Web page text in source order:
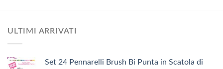
ULTIMI ARRIVATI
Set 24 Pennarelli Brush Bi Punta in Scatola di